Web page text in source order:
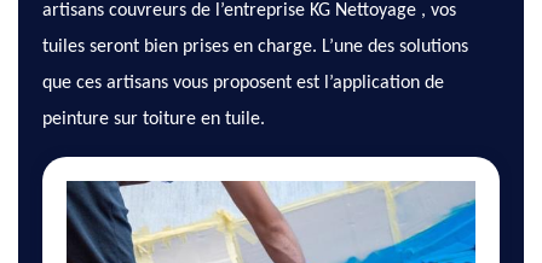
artisans couvreurs de l’entreprise KG Nettoyage , vos
tuiles seront bien prises en charge. L’une des solutions
que ces artisans vous proposent est l’application de
peinture sur toiture en tuile.